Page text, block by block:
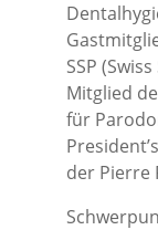
SSP
Mitglied
für
der Pierre